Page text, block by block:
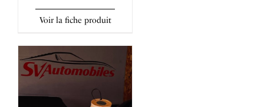
Voir la fiche produit